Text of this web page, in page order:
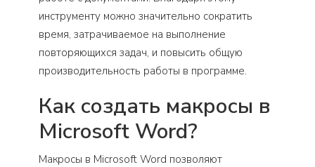
инструменту можно значительно сократить
время, затрачиваемое на выполнение
повторяющихся задач, и повысить общую
производительность работы в программе.
Как создать макросы в
Microsoft Word?
Макросы в Microsoft Word позволяют